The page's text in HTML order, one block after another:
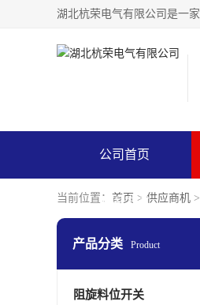
公司首页
联系方式
当前位置： 首页 > 供应商机 >
产品分类 Product
阻旋料位开关